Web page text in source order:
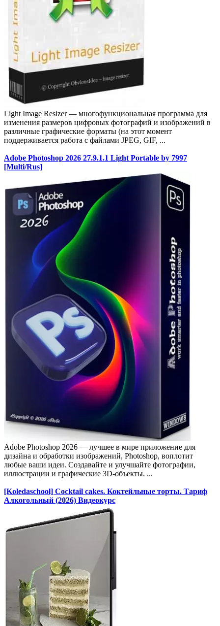
Light Image Resizer — многофункциональная программа для
изменения размеров цифровых фотографий и изображений в
различные графические форматы (на этот момент
поддерживается работа с файлами JPEG, GIF, ...
Adobe Photoshop 2026 27.9.1.1 Light Portable by 7997
[Multi/Rus]
Adobe Photoshop 2026 — лучшее в мире приложение для
дизайна и обработки изображений, Photoshop, воплотит
любые ваши идеи. Создавайте и улучшайте фотографии,
иллюстрации и графические 3D-объекты. ...
[Koledaschool] Cocktail cakes. Коктейльные торты. Тариф
Алкогольный (2026) Видеокурс